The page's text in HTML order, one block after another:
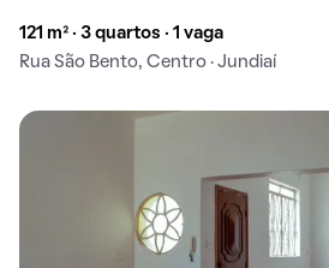
121 m² · 3 quartos · 1 vaga
Rua São Bento, Centro · Jundiaí